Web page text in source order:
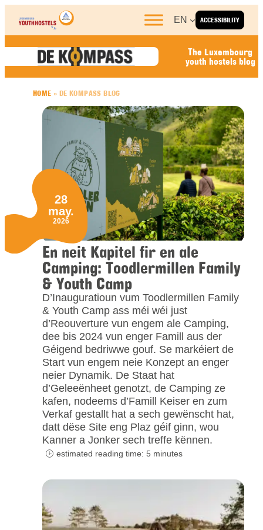
Skip to content
ACCESSIBILITY
EN
The Luxembourg
youth hostels blog
HOME » DE KOMPASS BLOG
En neit Kapitel fir en ale
Camping: Toodlermillen Family
& Youth Camp
D’Inauguratioun vum Toodlermillen Family
& Youth Camp ass méi wéi just
d’Reouverture vun engem ale Camping,
dee bis 2024 vun enger Famill aus der
Géigend bedriwwe gouf. Se markéiert de
Start vun engem neie Konzept an enger
neier Dynamik. De Staat hat
d’Geleeënheet genotzt, de Camping ze
kafen, nodeems d’Famill Keiser en zum
Verkaf gestallt hat a sech gewënscht hat,
datt dëse Site eng Plaz géif ginn, wou
Kanner a Jonker sech treffe kënnen.
28
may.
2026
estimated reading time: 5 minutes